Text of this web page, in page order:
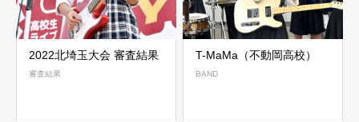
2022北埼玉大会 審査結果
審査結果
T-MaMa（不動岡高校）
BAND